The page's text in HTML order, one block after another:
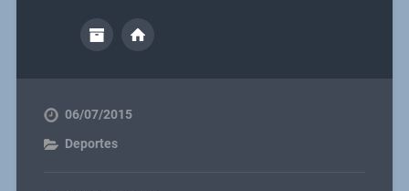
06/07/2015
Deportes